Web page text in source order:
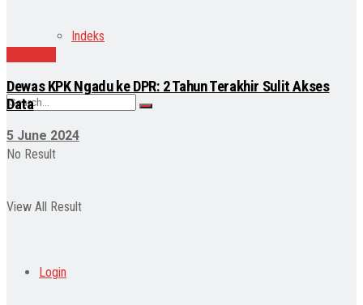
Indeks
No Result
View All Result
Login
Dewas KPK Ngadu ke DPR: 2 Tahun Terakhir Sulit Akses
Data
5 June 2024